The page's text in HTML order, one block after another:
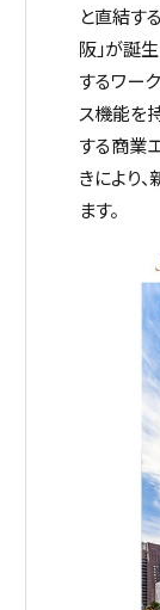
と直結す
阪」が誕
するワー
ス機能を
する商業
きにより
ます。